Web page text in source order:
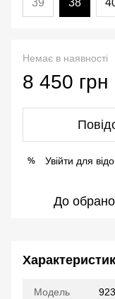
39 38
Немає в наявності
8 450 грн
% Увійти для
До
Модель